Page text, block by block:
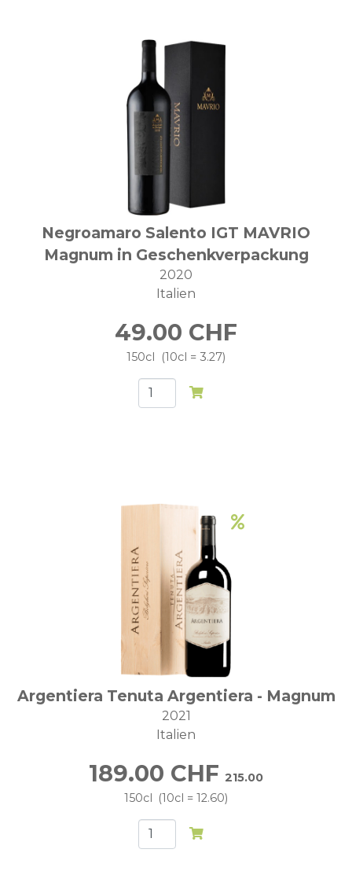
Negroamaro Salento IGT MAVRIO
Magnum in Geschenkverpackung
2020
Italien
49.00 CHF
150cl 10cl = 3.27
Argentiera Tenuta Argentiera - Magnum
2021
Italien
189.00 CHF 215.00
150cl
10cl = 12.60